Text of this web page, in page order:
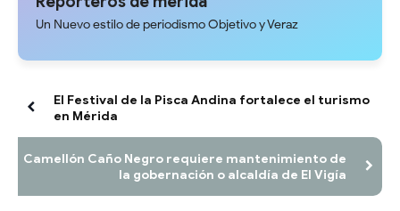
Un Nuevo estilo de periodismo Objetivo y Veraz
El Festival de la Pisca Andina fortalece el turismo
en Mérida
Camellón Caño Negro requiere mantenimiento de
la gobernación o alcaldía de El Vigía